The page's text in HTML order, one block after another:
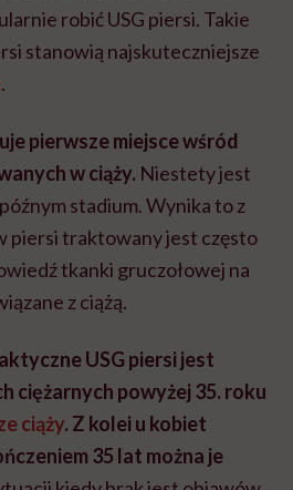
robić USG piersi. Takie
stanowią najskuteczniejsze
.
pierwsze miejsce wśród
w ciąży. Niestety jest
stadium. Wynika to z
piersi traktowany jest często
tkanki gruczołowej na
z ciążą.
USG piersi jest
ciężarnych powyżej 35. roku
ciąży. Z kolei u kobiet
35 lat można je